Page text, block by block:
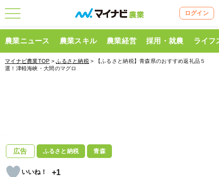
ログイン
農業ニュース 農業スキル 農業経営 採用・就農 ライフ
マイナビ農業TOP >ふるさと納税 > 【ふるさと納税】青森県のおすすめ返礼品５
選！津軽海峡・大間のマグロ
広告 ふるさと納税 青森
+1